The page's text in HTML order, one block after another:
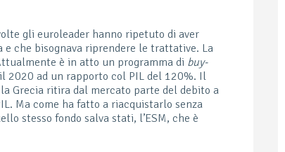
gli euroleader hanno ripetuto di aver
che bisognava riprendere le trattative. La
è in atto un programma di buy-
2020 ad un rapporto col PIL del 120%. Il
Grecia ritira dal mercato parte del debito a
Ma come ha fatto a riacquistarlo senza
stesso fondo salva stati, l’ESM, che è